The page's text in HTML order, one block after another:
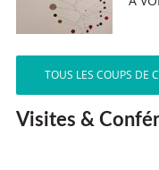
TOUS LES COUPS DE
Visites &